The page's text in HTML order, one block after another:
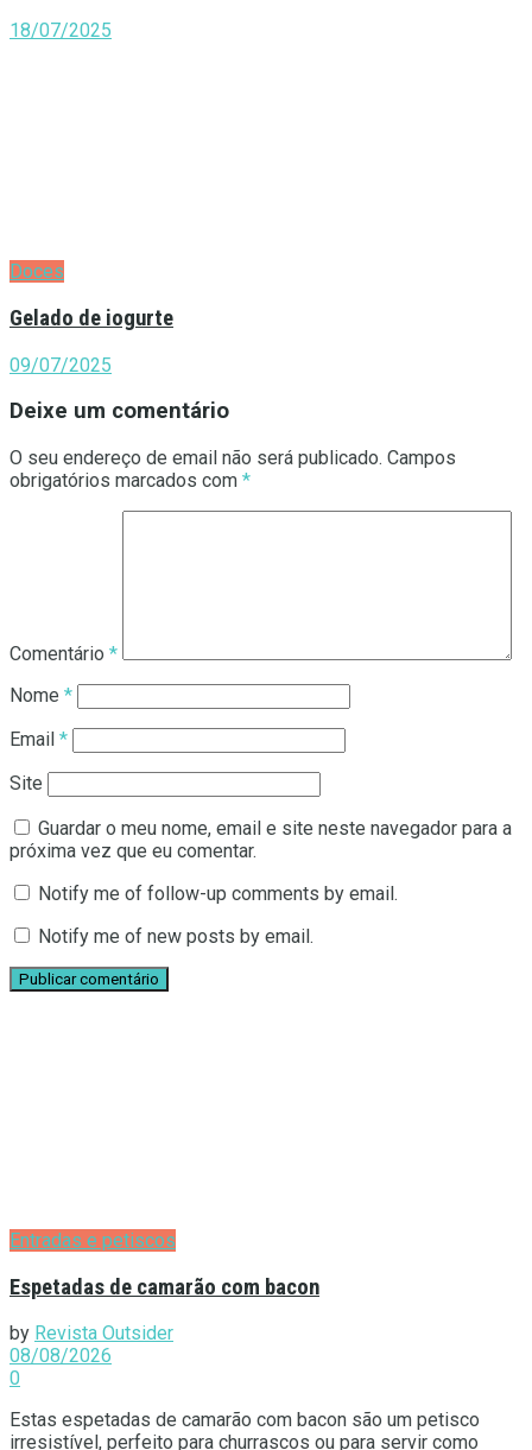
18/07/2025
Doces
Gelado de iogurte
09/07/2025
Deixe um comentário
O seu endereço de email não será publicado. Campos
obrigatórios marcados com *
Comentário *
Nome *
Email *
Site
Guardar o meu nome, email e site neste navegador para a
próxima vez que eu comentar.
Notify me of follow-up comments by email.
Notify me of new posts by email.
Entradas e petiscos
Espetadas de camarão com bacon
by Revista Outsider
08/08/2026
0
Estas espetadas de camarão com bacon são um petisco
irresistível, perfeito para churrascos ou para servir como